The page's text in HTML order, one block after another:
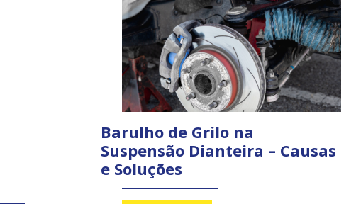
Barulho de Grilo na
Suspensão Dianteira – Causas
e Soluções